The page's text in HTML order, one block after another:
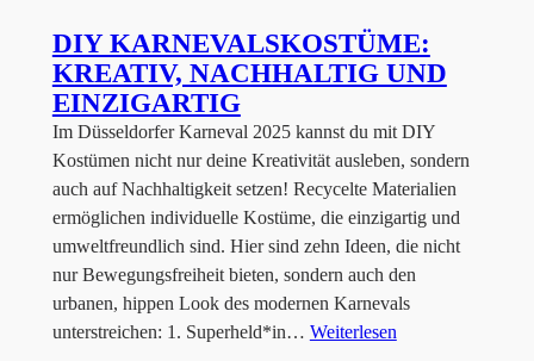
DIY KARNEVALSKOSTÜME:
KREATIV, NACHHALTIG UND
EINZIGARTIG
Im Düsseldorfer Karneval 2025 kannst du mit DIY
Kostümen nicht nur deine Kreativität ausleben, sondern
auch auf Nachhaltigkeit setzen! Recycelte Materialien
ermöglichen individuelle Kostüme, die einzigartig und
umweltfreundlich sind. Hier sind zehn Ideen, die nicht
nur Bewegungsfreiheit bieten, sondern auch den
urbanen, hippen Look des modernen Karnevals
unterstreichen: 1. Superheld*in… Weiterlesen